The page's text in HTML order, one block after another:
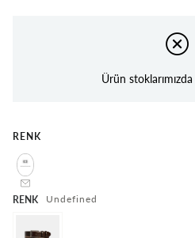
Ürün stoklarımızda
RENK
RENK undefined